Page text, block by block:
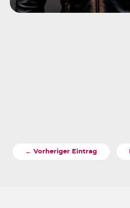
← Vorheriger Eintrag